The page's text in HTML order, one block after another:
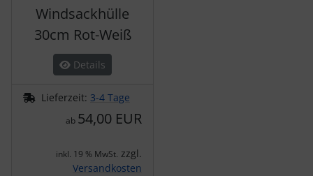
Windsackhülle
30cm Rot-Weiß
Details
Lieferzeit: 3-4 Tage
ab 54,00 EUR
inkl. 19 % MwSt. zzgl.
Versandkosten